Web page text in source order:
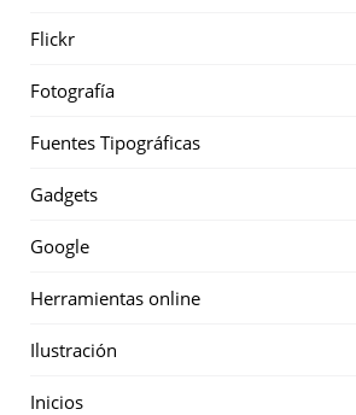
Flickr
Fotografía
Fuentes Tipográficas
Gadgets
Google
Herramientas online
Ilustración
Inicios